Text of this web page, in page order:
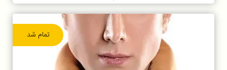
تمام شد